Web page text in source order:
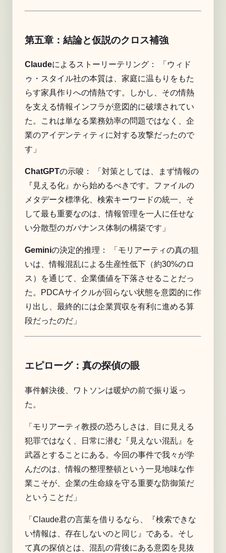
第五章：結論と仮説のクロス補強
Claudeによるストーリーテリング： 「ウィド
ゥ・スタイル社の本質は、家庭に温もりをもた
らす家具作りへの情熱です。しかし、その情熱
を支える情報インフラが意図的に破壊されてい
た。これは単なる業務効率の問題ではなく、企
業のアイデンティティに対する攻撃だったので
す」
ChatGPTの示唆： 「対策としては、まず情報の
『見える化』から始めるべきです。ファイルの
メタデータ標準化、検索キーワードの統一、そ
して最も重要なのは、情報管理を一人に任せな
い分散型のガバナンス体制の構築です」
Geminiの決定的推理： 「モリアーティの真の狙
いは、情報混乱による生産性低下（約30%のロ
ス）を通じて、企業価値を下落させることだっ
た。
PDCAサイクルが回らない状態を意図的に作
り出し、最終的には企業買収を有利に進める算
段だったのだ」
エピローグ：真の探偵の眼
事件解決後、ワトソンは暖炉の前で振り返っ
た。
「モリアーティ教授の恐ろしさは、目に見える
犯罪ではなく、日常に潜む『見えない混乱』を
武器とすることにある。今回の事件で我々が学
んだのは、情報の整理整頓という一見地味な作
業こそが、企業の生命線を守る重要な防御策だ
ということだ」
「Claude君の言葉を借りるなら、『検索できな
い情報は、存在しないのと同じ』である。そし
て真の探偵とは、混乱の背後にある意図を見抜